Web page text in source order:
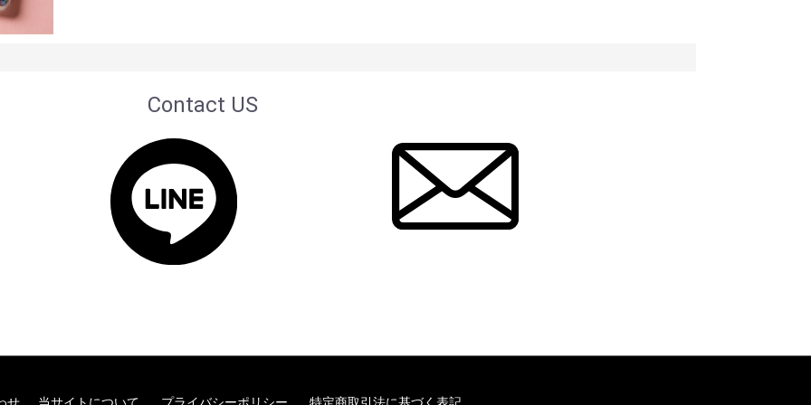
Contact US